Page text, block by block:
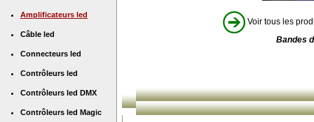
Amplificateurs led
Câble led
Connecteurs led
Contrôleurs led
Contrôleurs led DMX
Contrôleurs led Magic
Voir tous les
Bandes